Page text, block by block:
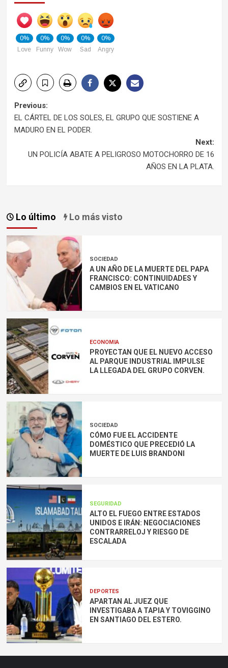
0%
Love
0%
Funny
0%
Wow
0%
Sad
0%
Angry
Post
navigation
Previous:
EL CÁRTEL DE LOS SOLES, EL GRUPO QUE SOSTIENE A
MADURO EN EL PODER.
Next:
UN POLICÍA ABATE A PELIGROSO MOTOCHORRO DE 16
AÑOS EN LA PLATA.
Lo último Lo más visto
SOCIEDAD
A UN AÑO DE LA MUERTE DEL PAPA
FRANCISCO: CONTINUIDADES Y
CAMBIOS EN EL VATICANO
ECONOMIA
PROYECTAN QUE EL NUEVO ACCESO
AL PARQUE INDUSTRIAL IMPULSE
LA LLEGADA DEL GRUPO CORVEN.
SOCIEDAD
CÓMO FUE EL ACCIDENTE
DOMÉSTICO QUE PRECEDIÓ LA
MUERTE DE LUIS BRANDONI
SEGURIDAD
ALTO EL FUEGO ENTRE ESTADOS
UNIDOS E IRÁN: NEGOCIACIONES
CONTRARRELOJ Y RIESGO DE
ESCALADA
DEPORTES
APARTAN AL JUEZ QUE
INVESTIGABA A TAPIA Y TOVIGGINO
EN SANTIAGO DEL ESTERO.